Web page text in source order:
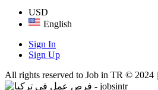
USD
English
Sign In
Sign Up
All rights reserved to Job in TR © 2024 |